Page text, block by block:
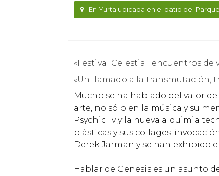
En Yurta ubicada en el patio del Parque
«Festival Celestial: encuentros
«Un llamado a la transmutación,
Mucho se ha hablado del valor
arte, no sólo en la música y su
Psychic Tv y la nueva alquimia
plásticas y sus collages-
Derek Jarman y se han exhibido
Hablar de Genesis es un asunto